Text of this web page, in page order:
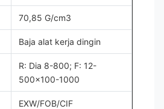
70,85 G/cm3
Baja alat kerja dingin
R: Dia 8-800; F: 12-
500x100-1000
EXW/FOB/CIF